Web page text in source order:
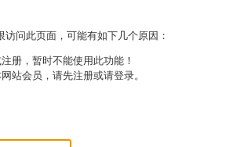
问此页面，可能有如下几个原因：
册，暂时不能使用此功能！
站会员，请先注册或请登录。